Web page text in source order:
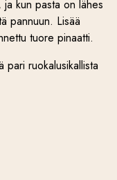
ja kun pasta on lähes
pannuun. Lisää
tuore pinaatti.
pari ruokalusikallista